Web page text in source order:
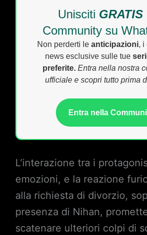
Unisciti GRATIS
Community su
Non perderti le anticipazioni, i
news esclusive sulle tue
preferite. Entra nella nostra
ufficiale e scopri tutto prima
Entra nella
L’interazione tra i
emozioni, e la reazione
alla richiesta di divorzio,
presenza di Nihan,
scatenare ulteriori colpi di